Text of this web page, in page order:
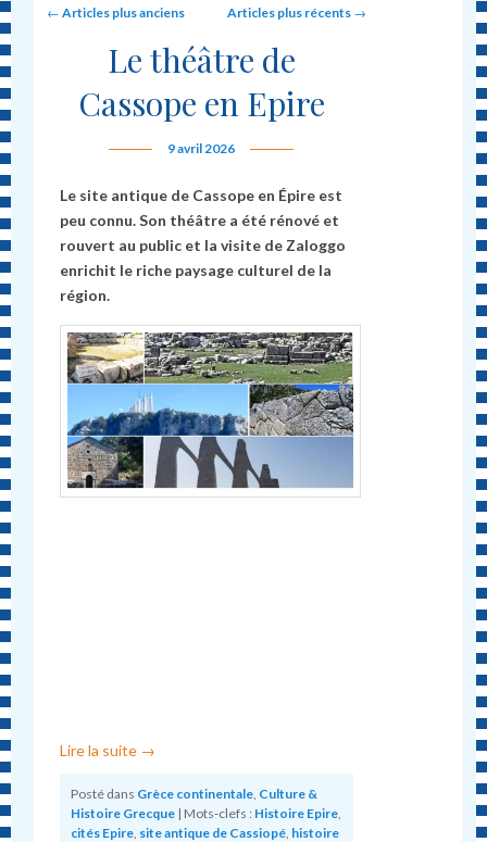
Post navigation
← Articles plus anciens Articles plus récents →
Le théâtre de
Cassope en Epire
9 avril 2026
Le site antique de Cassope en Épire est
peu connu. Son théâtre a été rénové et
rouvert au public et la visite de Zaloggo
enrichit le riche paysage culturel de la
région.
Lire la suite →
Posté dans Grèce continentale Culture &
Histoire Grecque | Mots-clefs : Histoire Epire
cités Epire site antique de Cassiopé histoire